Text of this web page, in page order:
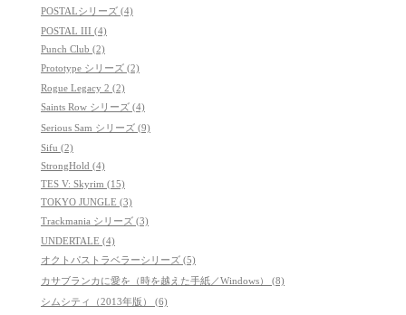
POSTALシリーズ (4)
POSTAL III (4)
Punch Club (2)
Prototype シリーズ (2)
Rogue Legacy 2 (2)
Saints Row シリーズ (4)
Serious Sam シリーズ (9)
Sifu (2)
StrongHold (4)
TES V: Skyrim (15)
TOKYO JUNGLE (3)
Trackmania シリーズ (3)
UNDERTALE (4)
オクトパストラベラーシリーズ (5)
カサブランカに愛を（時を越えた手紙／Windows） (8)
シムシティ（2013年版） (6)